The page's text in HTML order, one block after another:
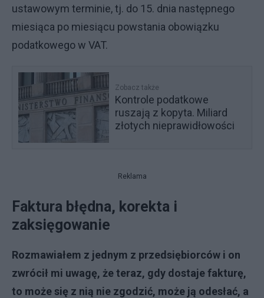
ustawowym terminie, tj. do 15. dnia następnego
miesiąca po miesiącu powstania obowiązku
podatkowego w VAT.
Zobacz także
Kontrole podatkowe
ruszają z kopyta. Miliard
złotych nieprawidłowości
Reklama
Faktura błędna, korekta i
zaksięgowanie
Rozmawiałem z jednym z przedsiębiorców i on
zwrócił mi uwagę, że teraz, gdy dostaje fakturę,
to może się z nią nie zgodzić, może ją odesłać, a